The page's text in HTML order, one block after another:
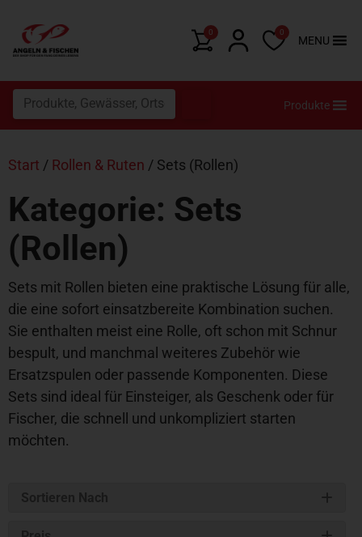
0 0
MENU
Produkte
Start / Rollen & Ruten / Sets (Rollen)
Kategorie: Sets
(Rollen)
Sets mit Rollen bieten eine praktische Lösung für alle,
die eine sofort einsatzbereite Kombination suchen.
Sie enthalten meist eine Rolle, oft schon mit Schnur
bespult, und manchmal weiteres Zubehör wie
Ersatzspulen oder passende Komponenten. Diese
Sets sind ideal für Einsteiger, als Geschenk oder für
Fischer, die schnell und unkompliziert starten
möchten.